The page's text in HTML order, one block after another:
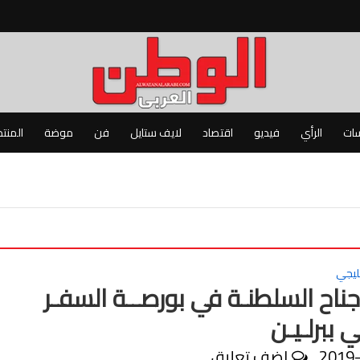
الرأي فيديو اقتصاد لايف ستايل فن موضة
السلطنـة في بورصــة السفـر
ببرلـيـن